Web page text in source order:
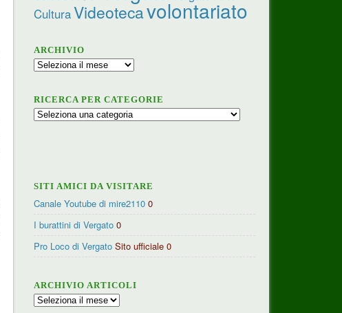
CulturaVideotecavolontariato
ARCHIVIO
Archivio
RICERCA PER CATEGORIE
Ricerca
SITI AMICI DA VISITARE
Canale Youtube di mire2110 0
I burattini di Vergato 0
Pro Loco di Vergato Sito ufficiale 0
ARCHIVIO ARTICOLI
Archivio